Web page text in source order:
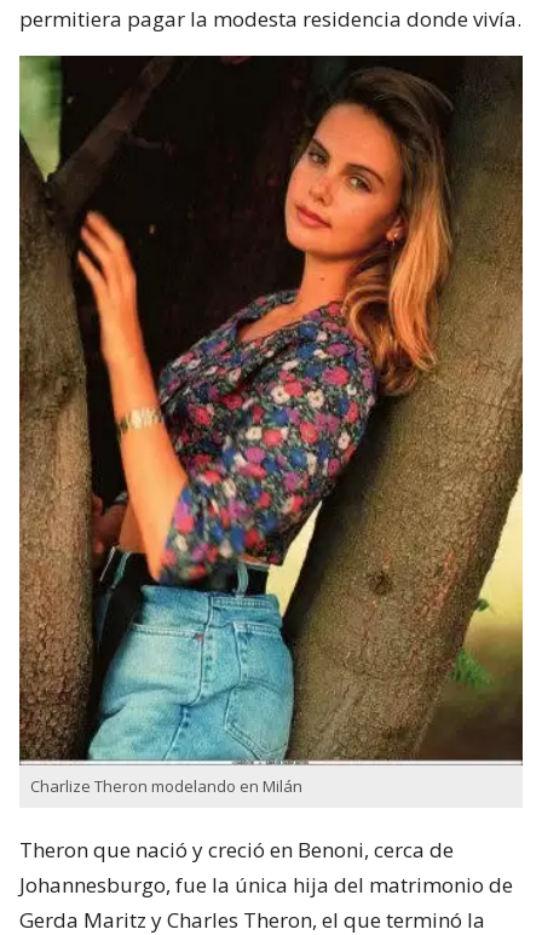
permitiera pagar la modesta residencia donde vivía.
Charlize Theron modelando en Milán
Theron que nació y creció en Benoni,​ cerca de
Johannesburgo, fue la única hija del matrimonio de
Gerda Maritz​ y Charles Theron, el que terminó la